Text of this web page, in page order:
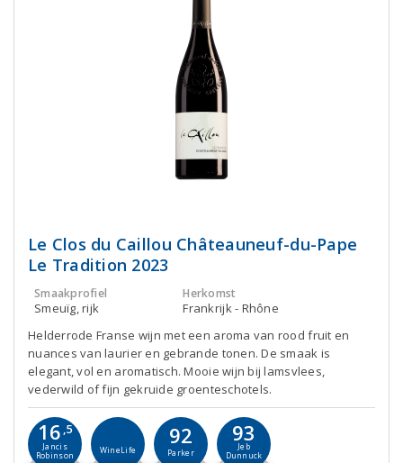
Le Clos du Caillou Châteauneuf-du-Pape
Le Tradition 2023
Smaakprofiel
Smeuïg, rijk
Herkomst
Frankrijk - Rhône
Helderrode Franse wijn met een aroma van rood fruit en
nuances van laurier en gebrande tonen. De smaak is
elegant, vol en aromatisch. Mooie wijn bij lamsvlees,
vederwild of fijn gekruide groenteschotels.
16 ,5
Jancis
Robinson
WineLife
92
Parker
93
Jeb
Dunnuck